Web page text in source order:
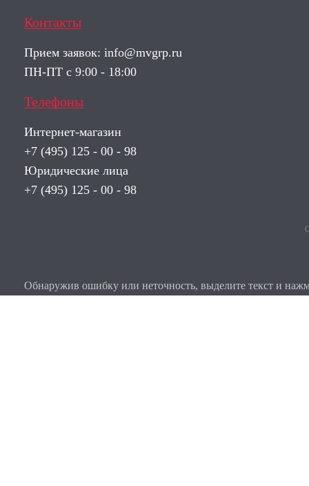
Контакты
Прием заявок: info@mvgrp.ru
ПН-ПТ с 9:00 - 18:00
Телефоны
Интернет-магазин
+7 (495) 125 - 00 - 98
Юридические лица
+7 (495) 125 - 00 - 98
Обнаружив ошибку или неточность, выделите текст и